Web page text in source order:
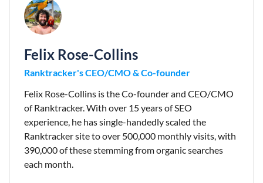
Felix Rose-Collins
Ranktracker's CEO/CMO & Co-founder
Felix Rose-Collins is the Co-founder and CEO/CMO
of Ranktracker. With over 15 years of SEO
experience, he has single-handedly scaled the
Ranktracker site to over 500,000 monthly visits, with
390,000 of these stemming from organic searches
each month.